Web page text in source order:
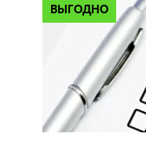
ВЫГОДНО